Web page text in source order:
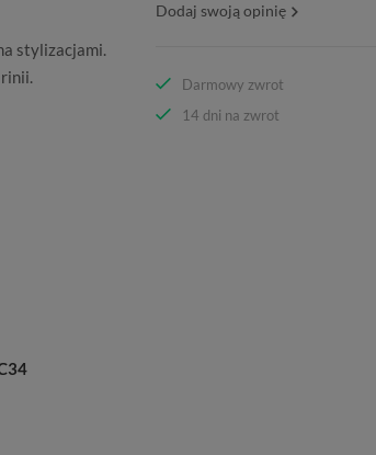
stylizacjami.
.
Dodaj swoją opinię
Darmowy zwrot
14 dni na zwrot